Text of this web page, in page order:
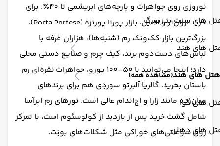
های سنت پترزبورگ
های هند
هتل های هند(مشاهده همه)
های گوا
های دهلی
نوروزی روی جواهرات و پارچه‌های ابریشمی تا ۴۰٪. برای
خرید ارزان‌تر و اصیل، بازار پورتا پورتزه (Porta Portese)،
بزرگ‌ترین بازار کک‌ونک رم (شنبه‌ها)، هزاران غرفه با
لباس‌های دست‌دوم برند، کیف چرم و صنایع دستی محلی
دارد؛ اینجا می‌توانید با ۵۰-۱۰۰ یورو، جواهرات نقره‌ای رم
باستان بخرید. گالریا آلبرتو سوردِی هم برای برندهای
میان‌رده مانند زارا و اچ‌اندام عالی است. تورهای رم ابرآسا
شامل گشت خرید پس از بازدید از کولوسئوم است، با تمرکز
روی سوغاتی‌های خوراکی مثل شکلات‌های بونِت.